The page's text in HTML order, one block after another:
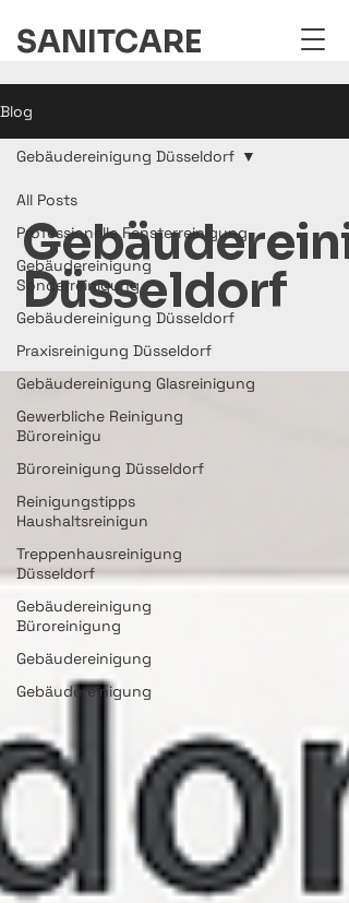
SANITCARE
Blog
All Posts
Professionelle Fensterreinigung
Gebäudereinigung
Sonderreinigung
Gebäudereinigung Düsseldorf
Praxisreinigung Düsseldorf
Gebäudereinigung Glasreinigung
Gewerbliche Reinigung
Büroreinigu
Büroreinigung Düsseldorf
Reinigungstipps
Haushaltsreinigun
Treppenhausreinigung
Düsseldorf
Gebäudereinigung
Büroreinigung
Gebäudereinigung
Gebäudereinigung
Gebäudereinigung Düsseldorf
Düsseldorf